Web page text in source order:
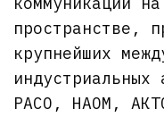
пространстве,
крупнейших
РАСО, НАОМ,